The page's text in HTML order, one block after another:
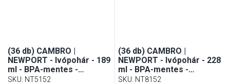
(36 db) CAMBRO |
NEWPORT - Ivópohár - 189
ml - BPA-mentes -
átlátszó
SKU: NT5152
(36 db) CAMBRO |
NEWPORT - Ivópohár - 228
ml - BPA-mentes -
átlátszó
SKU: NT8152